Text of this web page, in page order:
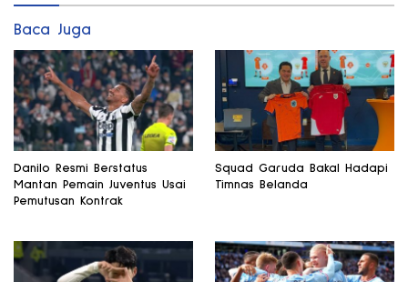
Baca Juga
Danilo Resmi Berstatus
Mantan Pemain Juventus Usai
Pemutusan Kontrak
Squad Garuda Bakal Hadapi
Timnas Belanda